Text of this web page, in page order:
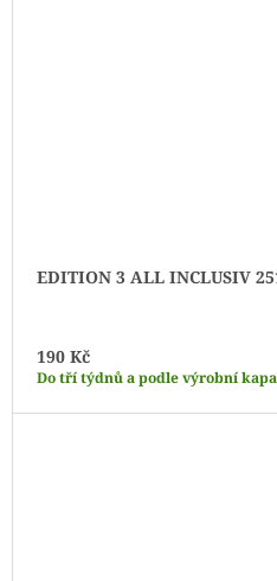
EDITION 3 ALL INCLUSIV
190 Kč
Do tří týdnů a podle výrobní